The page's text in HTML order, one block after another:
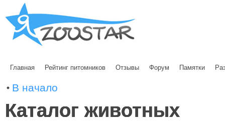
Главная Рейтинг питомников Отзывы Форум Памятки
В начало
Каталог животных